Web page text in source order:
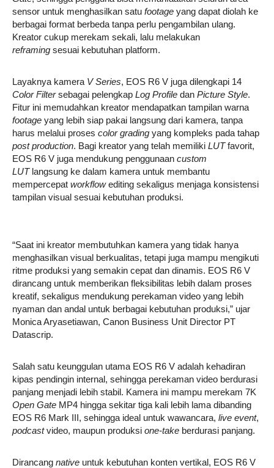
sensor untuk menghasilkan satu footage yang dapat diolah ke
berbagai format berbeda tanpa perlu pengambilan ulang.
Kreator cukup merekam sekali, lalu melakukan
reframing sesuai kebutuhan platform.
Layaknya kamera V Series, EOS R6 V juga dilengkapi 14
Color Filtersebagai pelengkap Log Profile dan Picture Style.
Fitur ini memudahkan kreator mendapatkan tampilan warna
footage yang lebih siap pakai langsung dari kamera, tanpa
harus melalui proses color grading yang kompleks pada tahap
post production. Bagi kreator yang telah memiliki LUTfavorit,
EOS R6 V juga mendukung penggunaan custom
LUTlangsung ke dalam kamera untuk membantu
mempercepat workflowediting sekaligus menjaga konsistensi
tampilan visual sesuai kebutuhan produksi.
“Saat ini kreator membutuhkan kamera yang tidak hanya
menghasilkan visual berkualitas, tetapi juga mampu mengikuti
ritme produksi yang semakin cepat dan dinamis. EOS R6 V
dirancang untuk memberikan fleksibilitas lebih dalam proses
kreatif, sekaligus mendukung perekaman video yang lebih
nyaman dan andal untuk berbagai kebutuhan produksi,” ujar
Monica Aryasetiawan, Canon Business Unit Director PT
Datascrip.
Salah satu keunggulan utama EOS R6 V adalah kehadiran
kipas pendingin internal, sehingga perekaman video berdurasi
panjang menjadi lebih stabil. Kamera ini mampu merekam 7K
Open Gate MP4 hingga sekitar tiga kali lebih lama dibanding
EOS R6 Mark III, sehingga ideal untuk wawancara, live event,
podcastvideo, maupun produksi one-take berdurasi panjang.
Dirancang native untuk kebutuhan konten vertikal, EOS R6 V